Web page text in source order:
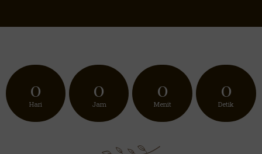
0
Hari
0
Jam
0
Menit
0
Detik